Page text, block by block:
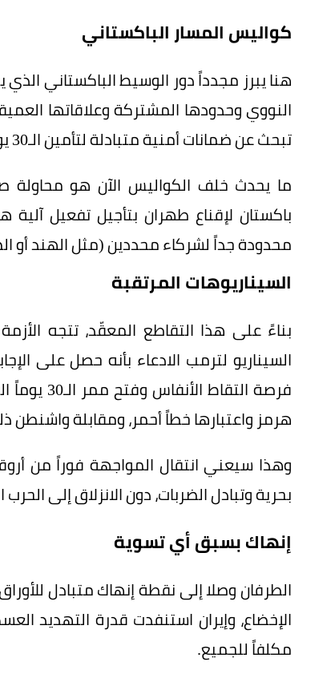
كواليس المسار الباكستاني
هنا يبرز مجدداً دور الوسيط الباكستاني
النووي وحدودها المشتركة وعلاقاتها
تبحث عن ضمانات أمنية متبادلة لتأمين الـ30 يوماً.
ما يحدث خلف الكواليس الآن هو
باكستان لإقناع طهران بتأجيل تفعيل
محدودة جداً لشركاء محددين (مثل الهند أو
السيناريوهات المرتقبة
بناءً على هذا التقاطع المعقّد، تتجه
السيناريو لترمب الادعاء بأنه حصل على
فرصة
هرمز واعتبارها خطاً أحمر، ومقابلة
وهذا سيعني انتقال المواجهة فوراً من
بحرية وتبادل الضربات، دون الانزلاق إلى
إنهاك بسبق أي تسوية
الطرفان وصلا إلى نقطة إنهاك متبادل
الإخضاع، وإيران استنفدت قدرة التهديد
مكلفاً للجميع.